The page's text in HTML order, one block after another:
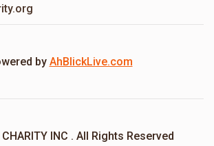
by AhBlickLive.com
INC . All Rights Reserved